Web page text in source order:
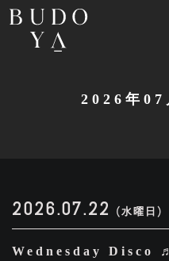
2026年07
2026.07.22 (水曜日)
Wednesday Disco ♬